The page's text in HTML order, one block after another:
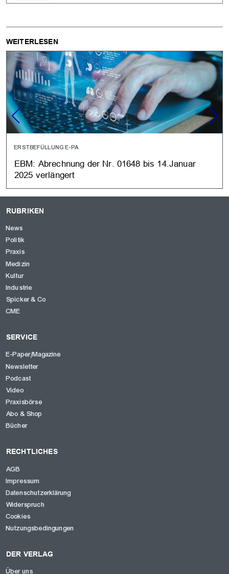
WEITERLESEN
ERSTBEFÜLLUNG E-PA
EBM: Abrechnung der Nr. 01648 bis 14.Januar
2025 verlängert
RUBRIKEN
News
Politik
Praxis
Medizin
Kultur
Industrie
Spicker & Co
CME
SERVICE
E-Paper/Magazine
Newsletter
Podcast
Video
Praxisbörse
Abo & Shop
Bücher
RECHTLICHES
AGB
Impressum
Datenschutzerklärung
Widerspruch
Cookies
Nutzungsbedingungen
DER VERLAG
Über uns